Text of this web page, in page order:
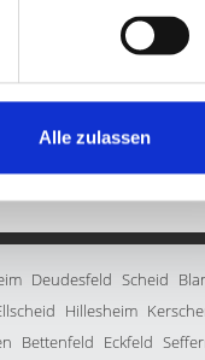
Alle zulassen
Deudesfeld Scheid
Hillesheim
Bettenfeld Eckfeld